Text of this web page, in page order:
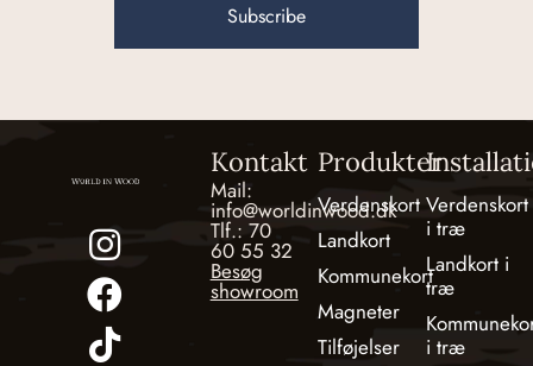
Subscribe
Kontakt
Mail:
info@worldinwood.dk
Tlf.: 70
60 55 32
Besøg
showroom
Produkter
Verdenskort
Landkort
Kommunekort
Magneter
Tilføjelser
Verdenskort
i træ
Landkort i
træ
i træ